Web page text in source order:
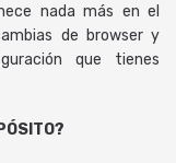
nada más en el
de browser y
que tienes